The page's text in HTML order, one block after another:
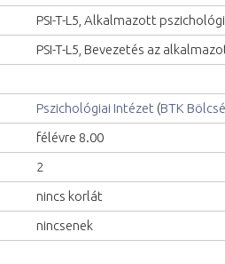
PSI-T-L5, Alkalmazott
PSI-T-L5, Bevezetés az
Pszichológiai Intézet (BTK
félévre 8.00
2
nincs korlát
nincsenek